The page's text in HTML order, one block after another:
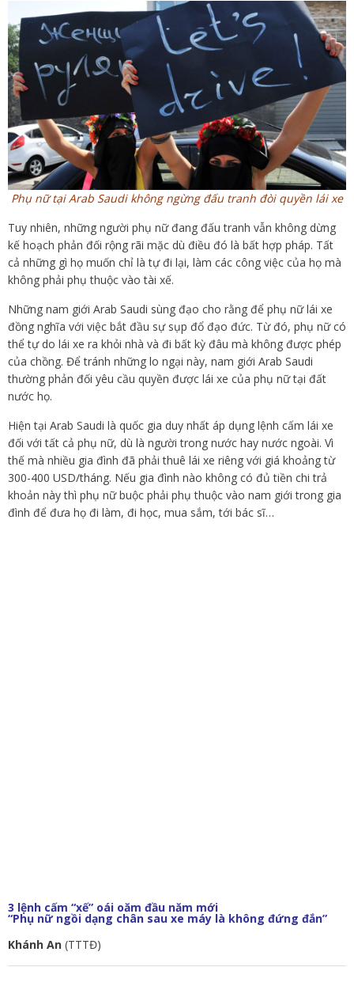
Phụ nữ tại Arab Saudi không ngừng đấu tranh đòi quyền lái xe
Tuy nhiên, những người phụ nữ đang đấu tranh vẫn không dừng
kế hoạch phản đối rộng rãi mặc dù điều đó là bất hợp pháp. Tất
cả những gì họ muốn chỉ là tự đi lại, làm các công việc của họ mà
không phải phụ thuộc vào tài xế.
Những nam giới Arab Saudi sùng đạo cho rằng để phụ nữ lái xe
đồng nghĩa với việc bắt đầu sự sụp đổ đạo đức. Từ đó, phụ nữ có
thể tự do lái xe ra khỏi nhà và đi bất kỳ đâu mà không được phép
của chồng. Để tránh những lo ngại này, nam giới Arab Saudi
thường phản đối yêu cầu quyền được lái xe của phụ nữ tại đất
nước họ.
Hiện tại Arab Saudi là quốc gia duy nhất áp dụng lệnh cấm lái xe
đối với tất cả phụ nữ, dù là người trong nước hay nước ngoài. Vì
thế mà nhiều gia đình đã phải thuê lái xe riêng với giá khoảng từ
300-400 USD/tháng. Nếu gia đình nào không có đủ tiền chi trả
khoản này thì phụ nữ buộc phải phụ thuộc vào nam giới trong gia
đình để đưa họ đi làm, đi học, mua sắm, tới bác sĩ…
3 lệnh cấm “xế” oái oăm đầu năm mới
“Phụ nữ ngồi dạng chân sau xe máy là không đứng đắn”
Khánh An (TTTĐ)